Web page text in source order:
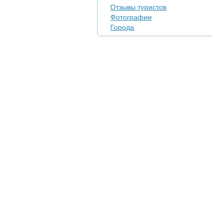
Отзывы туристов
Фотографии
Города